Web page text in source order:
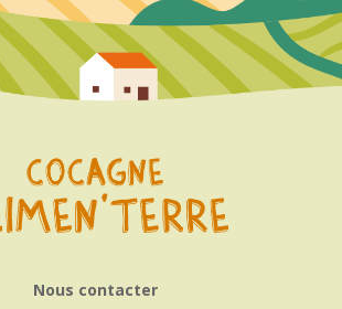
Nous contacter